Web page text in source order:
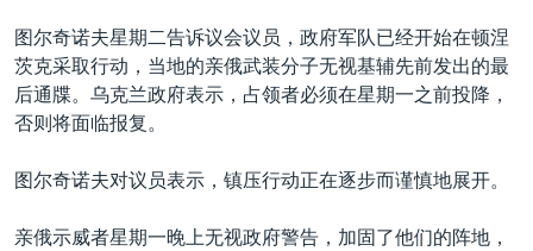
台海两岸关系
南中国海争端
关注西藏
其他语言网站
图尔奇诺夫星期二告诉议会议员，政府军队已经开始在顿涅
茨克采取行动，当地的亲俄武装分子无视基辅先前发出的最
后通牒。乌克兰政府表示，占领者必须在星期一之前投降，
否则将面临报复。
图尔奇诺夫对议员表示，镇压行动正在逐步而谨慎地展开。
亲俄示威者星期一晚上无视政府警告，加固了他们的阵地，